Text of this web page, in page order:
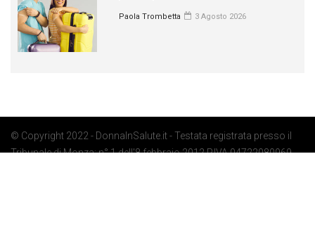
Paola Trombetta 3 Agosto 2026
© Copyright 2022 - DonnaInSalute.it - Testata registrata presso il
Tribunale di Monza: n° 1 dell'8 febbraio 2012 P.IVA 04722080969 -